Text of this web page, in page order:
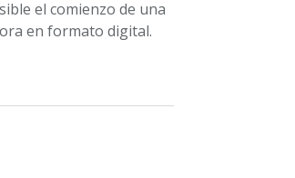
el comienzo de una
en formato digital.